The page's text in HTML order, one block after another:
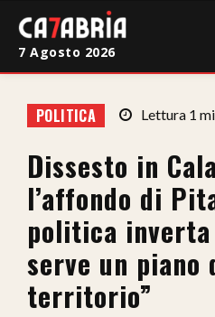
Cronaca
Giudiziaria
Politica
Sport
Attualità
7 Agosto 2026
POLITICA Lettura 1
Dissesto in
l’affondo di
politica
serve un piano
territorio”